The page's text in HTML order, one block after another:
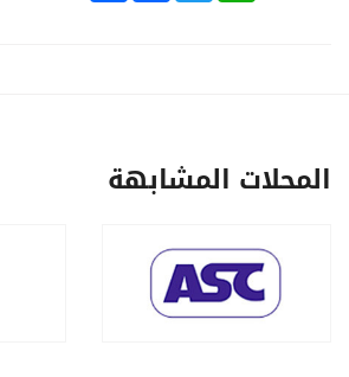
المحلات المشابهة